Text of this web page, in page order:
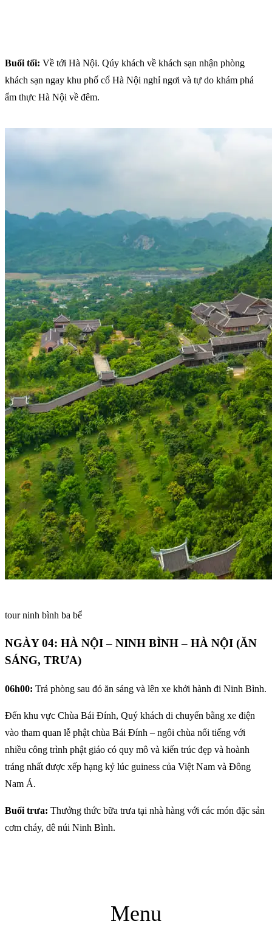
Buổi tối: Về tới Hà Nội. Qúy khách về khách sạn nhận phòng
khách sạn ngay khu phố cổ Hà Nội nghỉ ngơi và tự do khám phá
ẩm thực Hà Nội về đêm.
tour ninh bình ba bể
NGÀY 04: HÀ NỘI – NINH BÌNH – HÀ NỘI (ĂN
SÁNG, TRƯA)
06h00: Trả phòng sau đó ăn sáng và lên xe khởi hành đi Ninh Bình.
Đến khu vực Chùa Bái Đính, Quý khách di chuyển bằng xe điện
vào tham quan lễ phật chùa Bái Đính – ngôi chùa nổi tiếng với
nhiều công trình phật giáo có quy mô và kiến trúc đẹp và hoành
tráng nhất được xếp hạng kỷ lúc guiness của Việt Nam và Đông
Nam Á.
Buổi trưa: Thưởng thức bữa trưa tại nhà hàng với các món đặc sản
cơm cháy, dê núi Ninh Bình.
Menu